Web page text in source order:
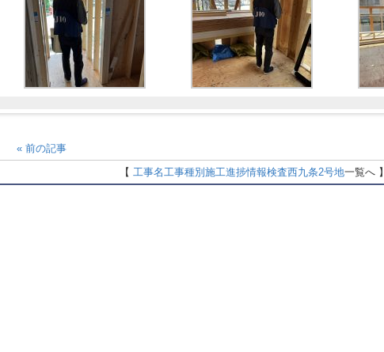
« 前の記事
【 工事名工事種別 施工進捗情報検査西九条2号地一覧へ 】